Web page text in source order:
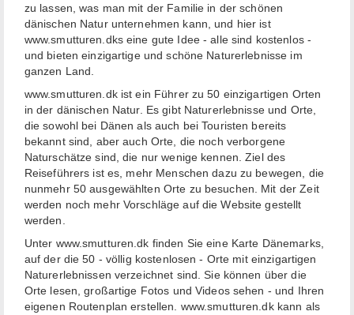
zu lassen, was man mit der Familie in der schönen
dänischen Natur unternehmen kann, und hier ist
www.smutturen.dks eine gute Idee - alle sind kostenlos -
und bieten einzigartige und schöne Naturerlebnisse im
ganzen Land.
www.smutturen.dk ist ein Führer zu 50 einzigartigen Orten
in der dänischen Natur. Es gibt Naturerlebnisse und Orte,
die sowohl bei Dänen als auch bei Touristen bereits
bekannt sind, aber auch Orte, die noch verborgene
Naturschätze sind, die nur wenige kennen. Ziel des
Reiseführers ist es, mehr Menschen dazu zu bewegen, die
nunmehr 50 ausgewählten Orte zu besuchen. Mit der Zeit
werden noch mehr Vorschläge auf die Website gestellt
werden.
Unter www.smutturen.dk finden Sie eine Karte Dänemarks,
auf der die 50 - völlig kostenlosen - Orte mit einzigartigen
Naturerlebnissen verzeichnet sind. Sie können über die
Orte lesen, großartige Fotos und Videos sehen - und Ihren
eigenen Routenplan erstellen. www.smutturen.dk kann als